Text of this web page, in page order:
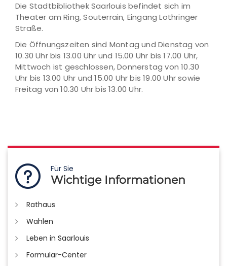
Die Stadtbibliothek Saarlouis befindet sich im
Theater am Ring, Souterrain, Eingang Lothringer
Straße.
Die Öffnungszeiten sind Montag und Dienstag von
10.30 Uhr bis 13.00 Uhr und 15.00 Uhr bis 17.00 Uhr,
Mittwoch ist geschlossen, Donnerstag von 10.30
Uhr bis 13.00 Uhr und 15.00 Uhr bis 19.00 Uhr sowie
Freitag von 10.30 Uhr bis 13.00 Uhr.
Für Sie
Wichtige Informationen
Rathaus
Wahlen
Leben in Saarlouis
Formular-Center